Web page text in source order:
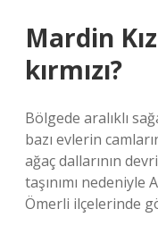
Mardin
kırmızı?
Bölgede aralıklı
bazı evlerin
ağaç dallarının
taşınımı nedeniyle
Ömerli ilçelerinde